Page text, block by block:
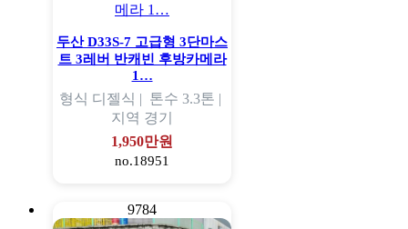
두산 D33S-7 고급형 3단마스
트 3레버 반캐빈 후방카메라
1…
형식 디젤식 | 톤수 3.3톤 |
지역 경기
1,950만원
no.18951
9784